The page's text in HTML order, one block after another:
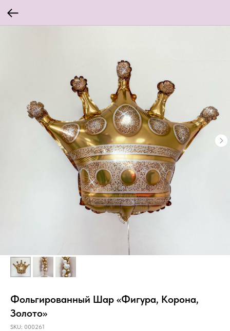
Фольгированный Шар «Фигура, Корона,
Золото»
SKU: 000261